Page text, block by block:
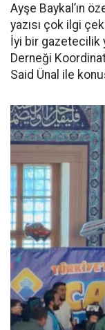
Ayşe Baykal’ın
yazısı çok ilgi
İyi bir gazetecilik
Derneği
Said Ünal ile